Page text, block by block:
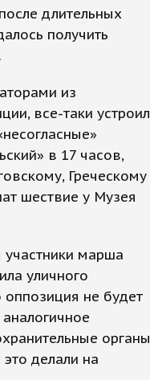
длительных
получить
из
все-таки устроил
в 17 часов,
Греческому
шествие у Музея
марша
уличного
не будет
органы
делали на